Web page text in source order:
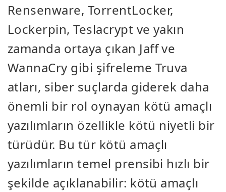
Rensenware, TorrentLocker,
Lockerpin, Teslacrypt ve yakın
zamanda ortaya çıkan Jaff ve
WannaCry gibi şifreleme Truva
atları, siber suçlarda giderek daha
önemli bir rol oynayan kötü amaçlı
yazılımların özellikle kötü niyetli bir
türüdür. Bu tür kötü amaçlı
yazılımların temel prensibi hızlı bir
şekilde açıklanabilir: kötü amaçlı